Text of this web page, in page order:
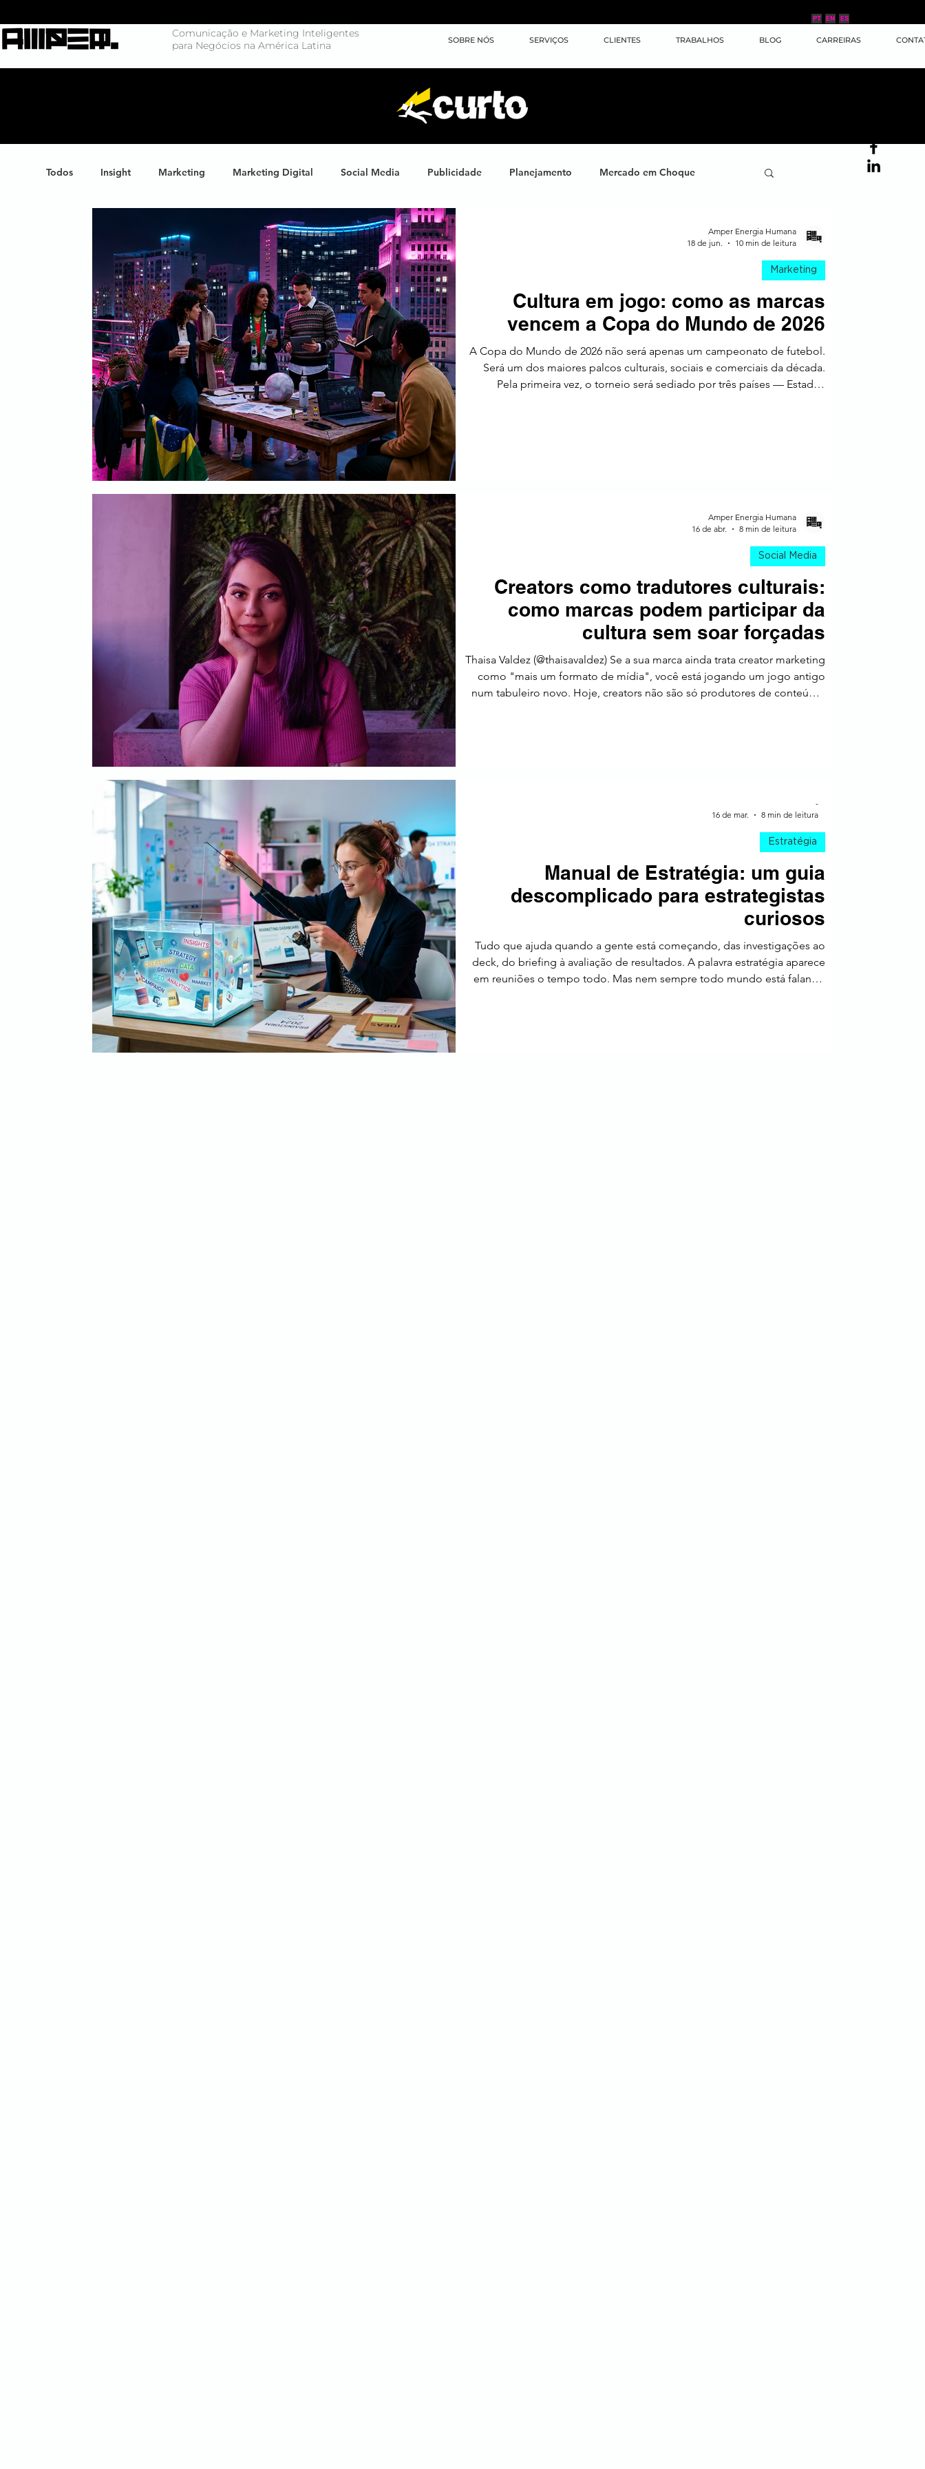
Comunicação e Marketing Inteligentes
para Negócios na América Latina
ES
EN
PT
SOBRE NÓS SERVIÇOS CLIENTES TRABALHOS BLOG CARREIRAS
Todos Insight Marketing Marketing Digital Social Media Publicidade Planejamento Mercado em Choque
Branding Highlights Learning Brand XP Case de Sucesso
Marketing de Conteúdo Inteligência Artificial Endomarketing Marketing Esportivo
Mídia Inbound Marketing B2B Eventos Estratégia Tendências
Cultura em jogo: como as marcas
vencem a Copa do Mundo de 2026
A Copa do Mundo de 2026 não será apenas um campeonato de futebol.
Será um dos maiores palcos culturais, sociais e comerciais da década.
Pela primeira vez, o torneio será sediado por três países — Estados
Marketing
Amper Energia Humana
18 de jun.
10 min de leitura
Creators como tradutores culturais:
como marcas podem participar da
cultura sem soar forçadas
Thaisa Valdez (@thaisavaldez) Se a sua marca ainda trata creator marketing
como "mais um formato de mídia", você está jogando um jogo antigo
num tabuleiro novo. Hoje, creators não são só produtores de conteúdo.
Social Media
Amper Energia Humana
16 de abr.
8 min de leitura
Manual de Estratégia: um guia
descomplicado para estrategistas
curiosos
Tudo que ajuda quando a gente está começando, das investigações ao
deck, do briefing à avaliação de resultados. A palavra estratégia aparece
em reuniões o tempo todo. Mas nem sempre todo mundo está falando
Estratégia
-
16 de mar.
8 min de leitura